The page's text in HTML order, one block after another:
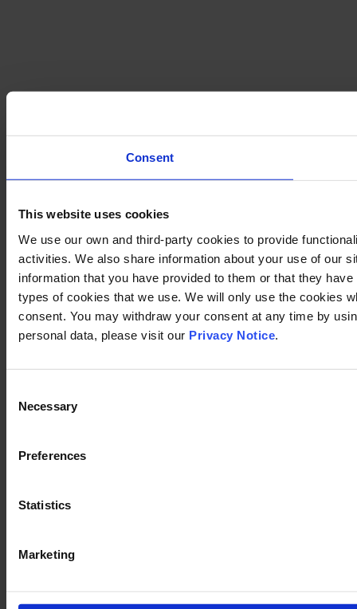
Consent
This website uses cookies
We use our own and third-party cookies to provide
activities. We also share information about your use of our
information that you have provided to them or that they
types of cookies that we use. We will only use the cookies
consent. You may withdraw your consent at any time by
personal data, please visit our Privacy Notice
Selection
Necessary
Preferences
Statistics
Marketing